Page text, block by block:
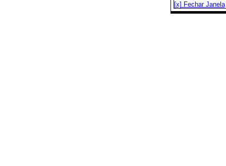
[x] Fechar Janela